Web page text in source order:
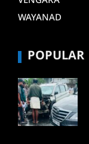
WAYANAD
POPULAR